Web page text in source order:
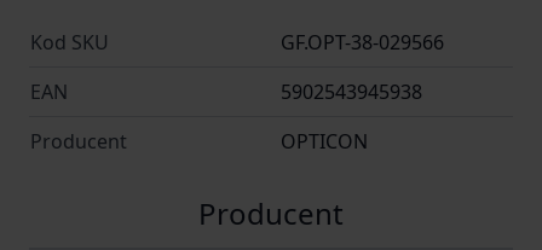
Kod SKU
GF.OPT-38-029566
EAN
5902543945938
Producent
OPTICON
Producent